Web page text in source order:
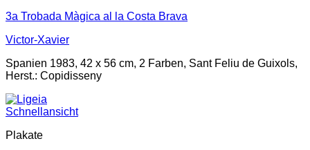
3a Trobada Màgica al la Costa Brava
Victor-Xavier
Spanien 1983, 42 x 56 cm, 2 Farben, Sant Feliu de Guixols,
Herst.: Copidisseny
Schnellansicht
Plakate